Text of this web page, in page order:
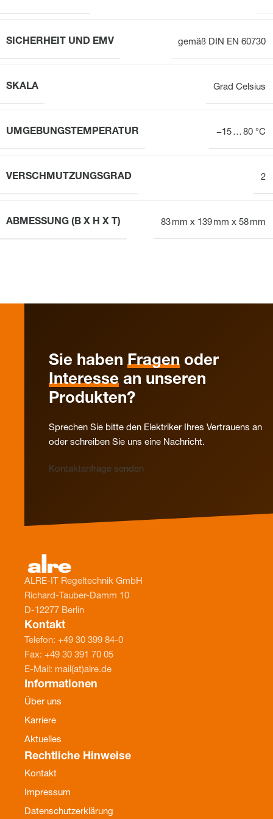
SICHERHEIT UND EMV gemäß DIN EN 60730
SKALA Grad Celsius
UMGEBUNGSTEMPERATUR −15 … 80 °C
VERSCHMUTZUNGSGRAD 2
ABMESSUNG (B X H X T) 83 mm x 139 mm x 58 mm
Sie haben Fragen oder
Interesse an unseren
Produkten?
Sprechen Sie bitte den Elektriker Ihres Vertrauens an
oder schreiben Sie uns eine Nachricht.
Kontaktanfrage senden
ALRE-IT Regeltechnik GmbH
Richard-Tauber-Damm 10
D-12277 Berlin
Kontakt
Telefon: +49 30 399 84-0
Fax: +49 30 391 70 05
E-Mail: mail(at)alre.de
Informationen
Über uns
Karriere
Aktuelles
Rechtliche Hinweise
Kontakt
Impressum
Datenschutzerklärung